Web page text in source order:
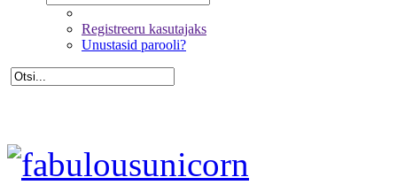
Registreeru kasutajaks
Unustasid parooli?